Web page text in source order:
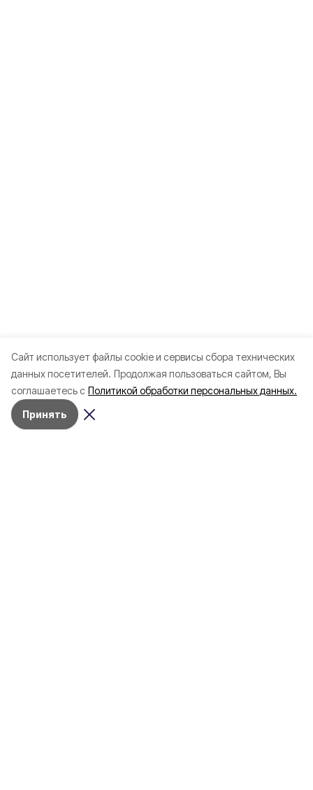
Cайт использует файлы cookie и сервисы сбора технических
данных посетителей. Продолжая пользоваться сайтом, Вы
соглашаетесь с Политикой обработки персональных данных.
Принять